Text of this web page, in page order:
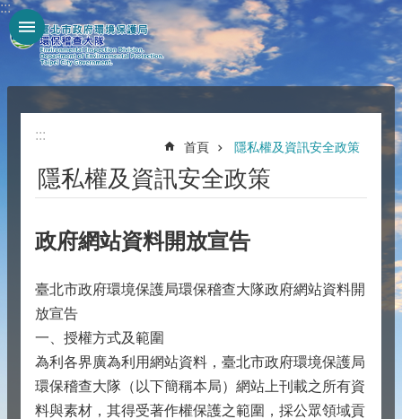
跳到主要內容區塊
:::
:::
首頁 隱私權及資訊安全政策
隱私權及資訊安全政策
政府網站資料開放宣告
臺北市政府環境保護局環保稽查大隊政府網站資料開
放宣告
一、授權方式及範圍
為利各界廣為利用網站資料，臺北市政府環境保護局
環保稽查大隊（以下簡稱本局）網站上刊載之所有資
料與素材，其得受著作權保護之範圍，採公眾領域貢